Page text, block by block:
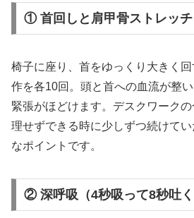
① 首回しと肩甲骨ストレッチ
椅子に座り、首をゆっくり大きく
作を各10回。頭と首への血流が整
緊張がほどけます。デスクワーク
理せずできる時に少しずつ続けて
なポイントです。
② 深呼吸（4秒吸って8秒吐く